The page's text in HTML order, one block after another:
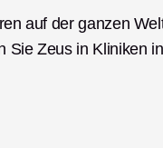
auf der ganzen
Sie Zeus in Kliniken